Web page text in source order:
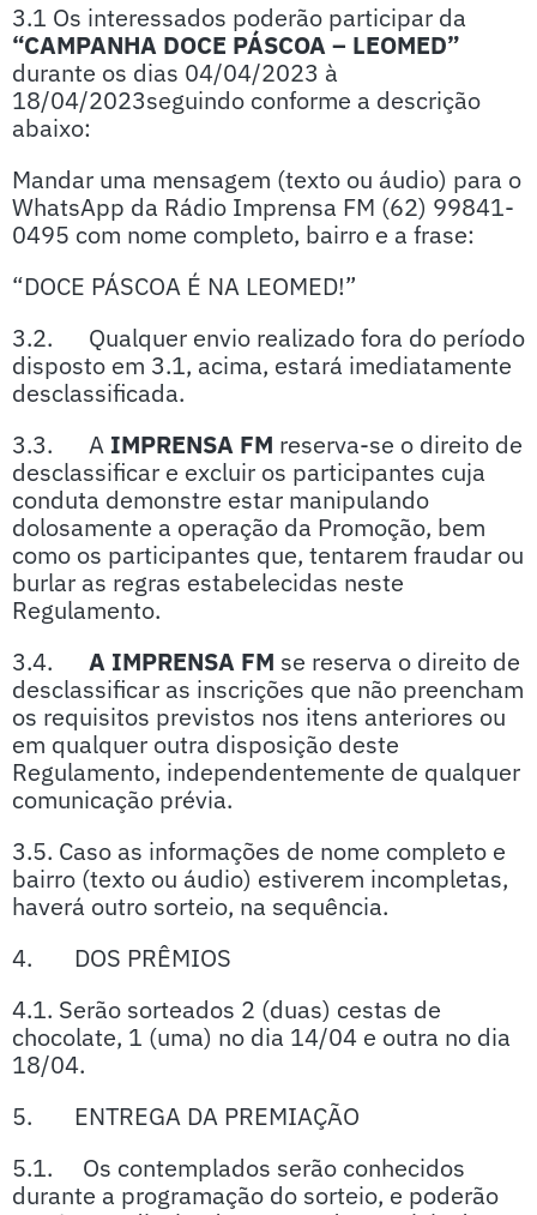
3.1 Os interessados poderão participar da
“CAMPANHA DOCE PÁSCOA – LEOMED”
durante os dias 04/04/2023 à
18/04/2023seguindo conforme a descrição
abaixo:
Mandar uma mensagem (texto ou áudio) para o
WhatsApp da Rádio Imprensa FM (62) 99841-
0495 com nome completo, bairro e a frase:
“DOCE PÁSCOA É NA LEOMED!”
3.2. Qualquer envio realizado fora do período
disposto em 3.1, acima, estará imediatamente
desclassificada.
3.3. A IMPRENSA FM reserva-se o direito de
desclassificar e excluir os participantes cuja
conduta demonstre estar manipulando
dolosamente a operação da Promoção, bem
como os participantes que, tentarem fraudar ou
burlar as regras estabelecidas neste
Regulamento.
3.4. A IMPRENSA FM se reserva o direito de
desclassificar as inscrições que não preencham
os requisitos previstos nos itens anteriores ou
em qualquer outra disposição deste
Regulamento, independentemente de qualquer
comunicação prévia.
3.5. Caso as informações de nome completo e
bairro (texto ou áudio) estiverem incompletas,
haverá outro sorteio, na sequência.
4. DOS PRÊMIOS
4.1. Serão sorteados 2 (duas) cestas de
chocolate, 1 (uma) no dia 14/04 e outra no dia
18/04.
5. ENTREGA DA PREMIAÇÃO
5.1. Os contemplados serão conhecidos
durante a programação do sorteio, e poderão